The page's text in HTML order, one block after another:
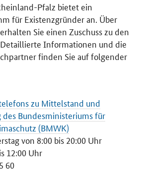
Pfalz bietet ein
für Existenzgründer an. Über
Sie einen Zuschuss zu den
Informationen und die
finden Sie auf folgender
zu Mittelstand und
Bundesministeriums für
(BMWK)
von 8:00 bis 20:00 Uhr
12:00 Uhr
60